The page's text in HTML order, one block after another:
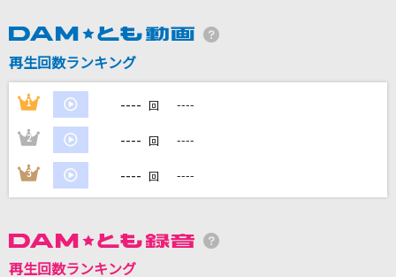
少女迷路でつかまえて
美郷あき
DAMに会員登録・ログインして
再生回数ランキング
1 ---- 回 ----
2 ---- 回 ----
3 ---- 回 ----
再生回数ランキング